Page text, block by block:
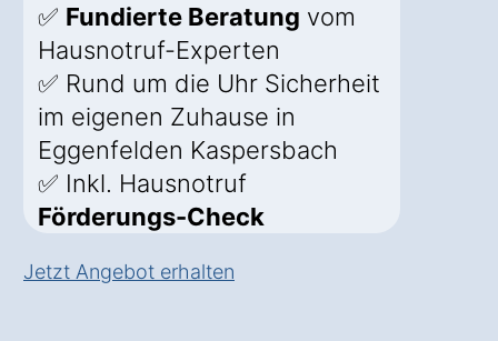
✅ Fundierte Beratung vom
Hausnotruf-Experten
✅ Rund um die Uhr Sicherheit
im eigenen Zuhause in
Eggenfelden Kaspersbach
✅ Inkl. Hausnotruf
Förderungs-Check
Jetzt Angebot erhalten